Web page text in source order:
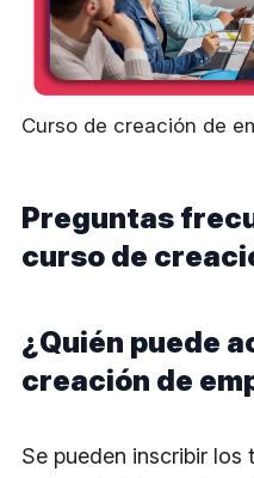
Curso de creación de
Preguntas
curso de
¿Quién puede
creación de
Se pueden inscribir los